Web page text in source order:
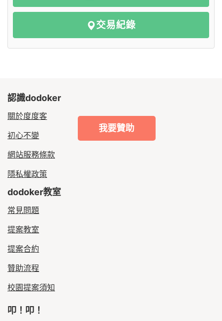
我要贊助
交易紀錄
認識dodoker
關於度度客
初心不變
網站服務條款
隱私權政策
dodoker教室
常見問題
提案教室
提案合約
贊助流程
校園提案須知
叩！叩！